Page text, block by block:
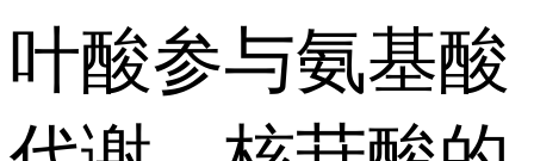
叶酸参与氨基酸